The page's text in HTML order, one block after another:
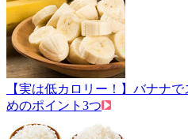
【実は低カロリー！】バナナ
めのポイント3つ